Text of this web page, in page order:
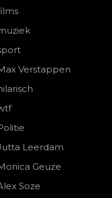
Verstappen
Leerdam
Geuze
Soze